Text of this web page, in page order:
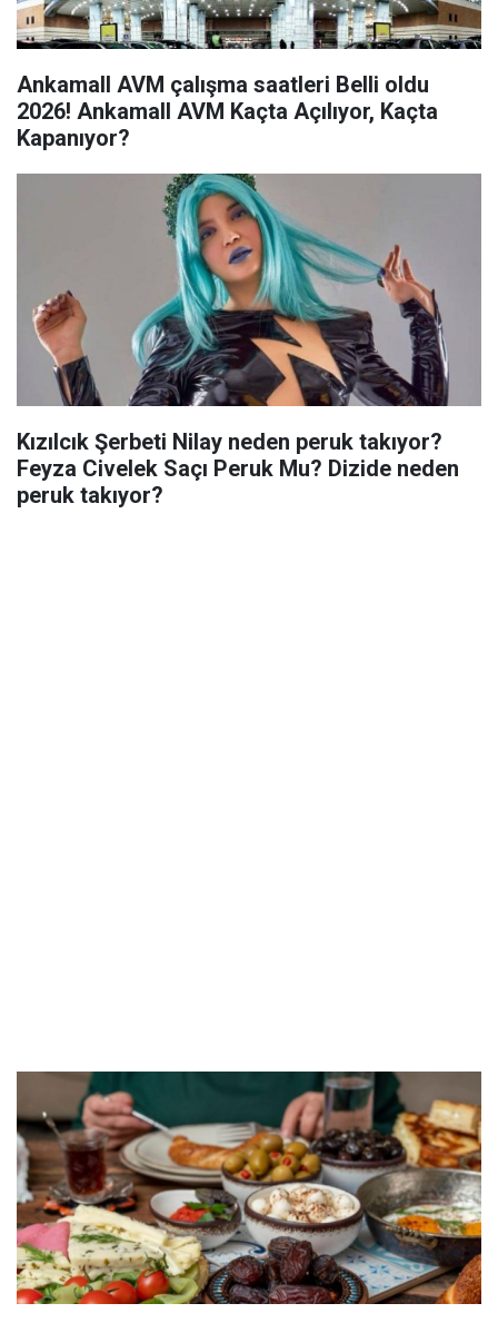
Ankamall AVM çalışma saatleri Belli oldu
2026! Ankamall AVM Kaçta Açılıyor, Kaçta
Kapanıyor?
Kızılcık Şerbeti Nilay neden peruk takıyor?
Feyza Civelek Saçı Peruk Mu? Dizide neden
peruk takıyor?